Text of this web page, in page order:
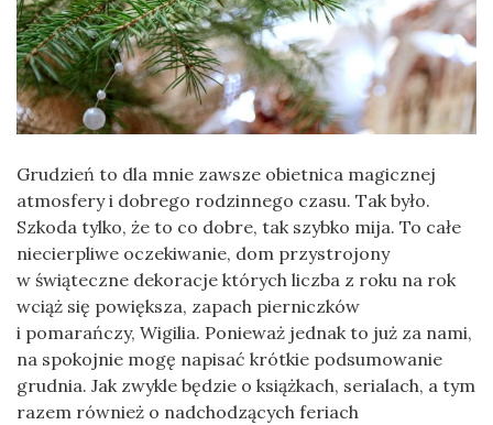
Grudzień to dla mnie zawsze obietnica magicznej
atmosfery i dobrego rodzinnego czasu. Tak było.
Szkoda tylko, że to co dobre, tak szybko mija. To całe
niecierpliwe oczekiwanie, dom przystrojony
w świąteczne dekoracje których liczba z roku na rok
wciąż się powiększa, zapach pierniczków
i pomarańczy, Wigilia. Ponieważ jednak to już za nami,
na spokojnie mogę napisać krótkie podsumowanie
grudnia. Jak zwykle będzie o książkach, serialach, a tym
razem również o nadchodzących feriach